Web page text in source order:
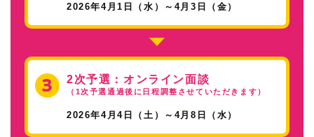
2026年4月1日（水）～4月3日（金）
2次予選：オンライン面談
（1次予選通過後に日程調整させていただきます）
2026年4月4日（土）～4月8日（水）